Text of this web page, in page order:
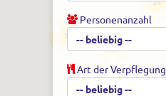
Personenanzahl
-- beliebig --
Art der Verpflegung
-- beliebig --
14
16
22